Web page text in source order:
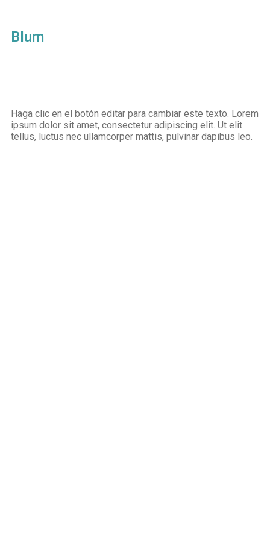
Blum
Haga clic en el botón editar para cambiar este texto. Lorem
ipsum dolor sit amet, consectetur adipiscing elit. Ut elit
tellus, luctus nec ullamcorper mattis, pulvinar dapibus leo.